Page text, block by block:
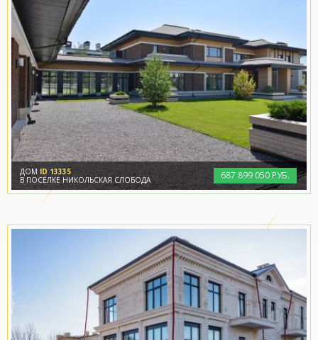
687 899 050 РУБ.
ДОМ ID 13335
В ПОСЁЛКЕ НИКОЛЬСКАЯ СЛОБОДА